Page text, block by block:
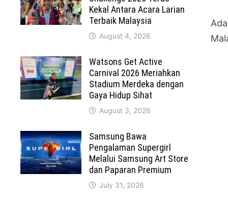
Kekal Antara Acara Larian
Terbaik Malaysia
August 4, 2026
Watsons Get Active
Carnival 2026 Meriahkan
Stadium Merdeka dengan
Gaya Hidup Sihat
August 3, 2026
Samsung Bawa
Pengalaman Supergirl
Melalui Samsung Art Store
dan Paparan Premium
July 31, 2026